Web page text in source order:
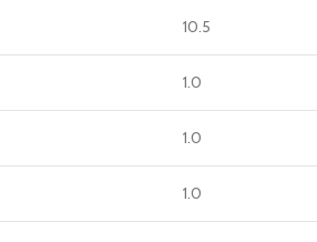
10.5
1.0
1.0
1.0